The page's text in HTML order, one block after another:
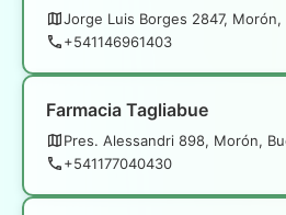
Jorge Luis Borges 2847, Morón,
+541146961403
Farmacia Tagliabue
Pres. Alessandri 898, Morón,
+541177040430